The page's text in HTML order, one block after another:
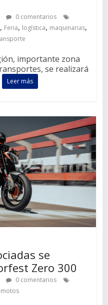
0 comentarios
, Feria, logística, maquinarias,
importante zona
se realizará
Leer más
se
Zero 300
0 comentarios
motos